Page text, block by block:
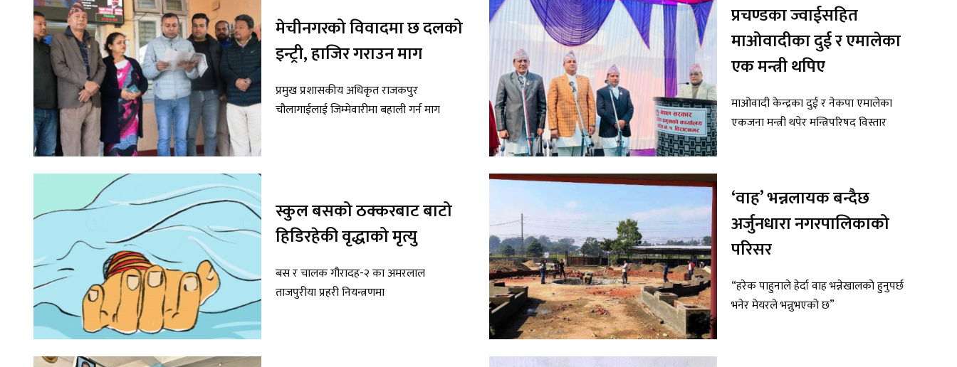
मेचीनगरको विवादमा छ दलको
इन्ट्री, हाजिर गराउन माग
प्रमुख प्रशासकीय अधिकृत राजकपुर
चौलागाईलाई जिम्मेवारीमा बहाली गर्न माग
प्रचण्डका ज्वाईसहित
माओवादीका दुई र एमालेका
एक मन्त्री थपिए
माओवादी केन्द्रका दुई र नेकपा एमालेका
एकजना मन्त्री थपेर मन्त्रिपरिषद विस्तार
स्कुल बसको ठक्करबाट बाटो
हिडिरहेकी वृद्धाको मृत्यु
बस र चालक गौरादह-२ का अमरलाल
ताजपुरीया प्रहरी नियन्त्रणमा
‘वाह’ भन्नलायक बन्दैछ
अर्जुनधारा नगरपालिकाको
परिसर
“हरेक पाहुनाले हेर्दा वाह भन्नेखालको हुनुपर्छ
भनेर मेयरले भन्नुभएको छ”